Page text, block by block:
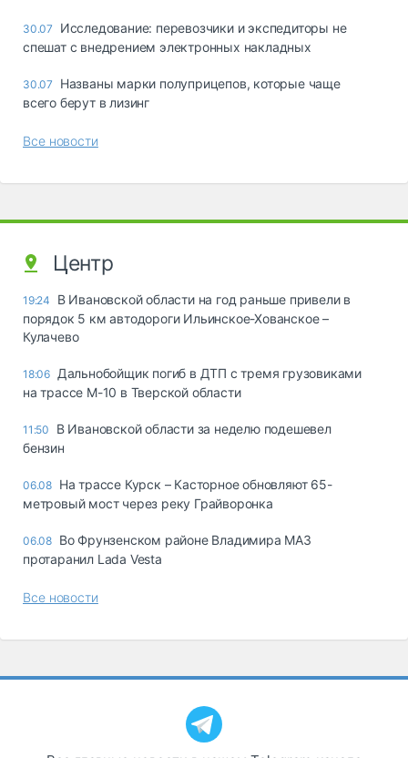
30.07
Исследование: перевозчики и экспедиторы не
спешат с внедрением электронных накладных
30.07
Названы марки полуприцепов, которые чаще
всего берут в лизинг
Все новости
Центр
19:24
В Ивановской области на год раньше привели в
порядок 5 км автодороги Ильинское-Хованское –
Кулачево
18:06 Дальнобойщик погиб в ДТП с тремя грузовиками
на трассе М-10 в Тверской области
11:50
В Ивановской области за неделю подешевел
бензин
06.08 На трассе Курск – Касторное обновляют 65-
метровый мост через реку Грайворонка
06.08 Во Фрунзенском районе Владимира МАЗ
протаранил Lada Vesta
Все новости